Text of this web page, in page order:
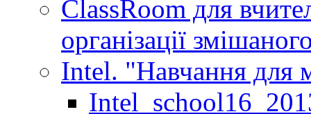
ClassRoom для
організації
Intel. "Навчання для